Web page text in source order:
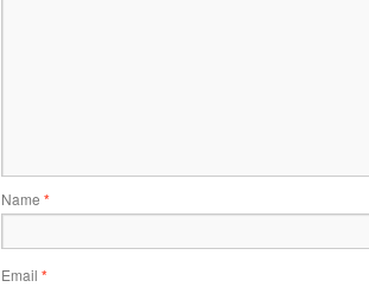
Name *
Email *